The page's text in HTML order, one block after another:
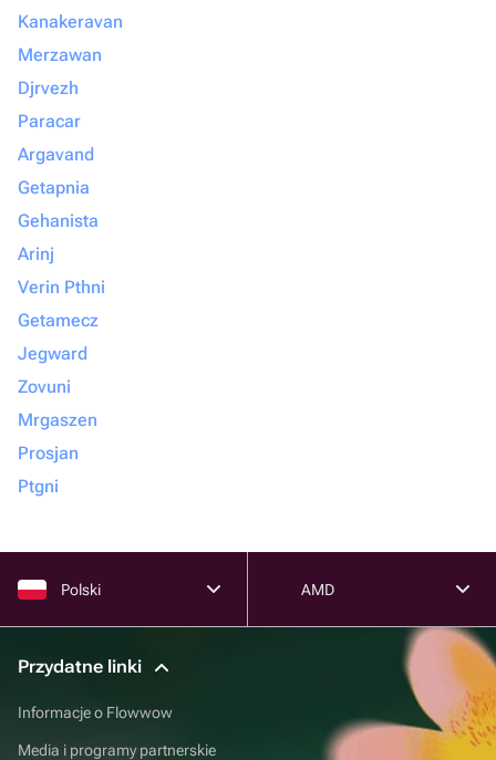
Kanakeravan
Merzawan
Djrvezh
Paracar
Argavand
Getapnia
Gehanista
Arinj
Verin Pthni
Getamecz
Jegward
Zovuni
Mrgaszen
Prosjan
Ptgni
Polski AMD
Przydatne linki
Informacje o Flowwow
Media i programy partnerskie